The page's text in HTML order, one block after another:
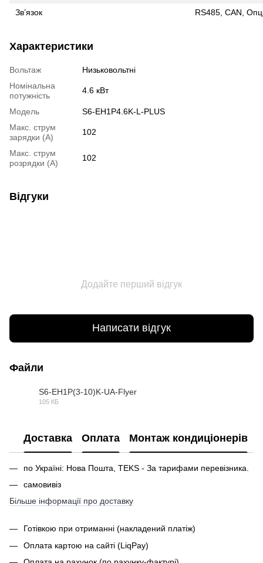
Зв’язок
RS485, CAN,
Характеристики
Вольтаж
Низьковольтнi
Номінальна
потужність
4.6 кВт
Модель
S6-EH1P4.6K-L-PLUS
Макс. струм
зарядки (A)
102
Макс. струм
розрядки (A)
102
Відгуки
Додайте перший відгук
Написати відгук
Файли
S6-EH1P(3-10)K-UA-Flyer
105 КБ
Доставка Оплата Монтаж кондиціонерів
по Україні: Нова Пошта, TEKS - За тарифами перевізника.
самовивіз
Більше інформації про доставку
Готівкою при отриманні (накладений платіж)
Оплата картою на сайті (LiqPay)